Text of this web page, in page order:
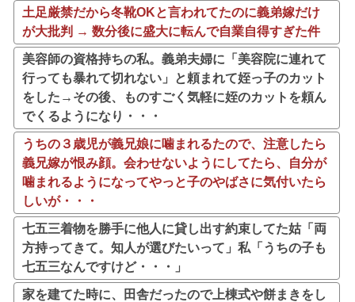
土足厳禁だから冬靴OKと言われてたのに義弟嫁だけ
が大批判 → 数分後に盛大に転んで自業自得すぎた件
美容師の資格持ちの私。義弟夫婦に「美容院に連れて
行っても暴れて切れない」と頼まれて姪っ子のカット
をした→その後、ものすごく気軽に姪のカットを頼ん
でくるようになり・・・
うちの３歳児が義兄娘に噛まれるたので、注意したら
義兄嫁が恨み顔。会わせないようにしてたら、自分が
噛まれるようになってやっと子のやばさに気付いたら
しいが・・・
七五三着物を勝手に他人に貸し出す約束してた姑「両
方持ってきて。知人が選びたいって」私「うちの子も
七五三なんですけど・・・」
家を建てた時に、田舎だったので上棟式や餅まきをし